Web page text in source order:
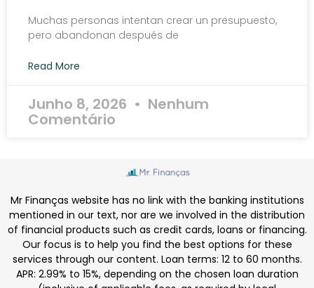
Muchas personas intentan crear un presupuesto,
pero abandonan después de
Read More
Junho 8, 2026 Nenhum
Comentário
Mr Finanças website has no link with the banking institutions
mentioned in our text, nor are we involved in the distribution
of financial products such as credit cards, loans or financing.
Our focus is to help you find the best options for these
services through our content. Loan terms: 12 to 60 months.
APR: 2.99% to 15%, depending on the chosen loan duration